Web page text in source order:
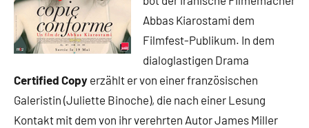
Abbas Kiarostami dem
Filmfest-Publikum. In dem
dialoglastigen Drama
Certified Copy erzählt er von einer französischen
Galeristin (Juliette Binoche), die nach einer Lesung
Kontakt mit dem von ihr verehrten Autor James Miller